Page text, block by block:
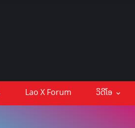
Lao X Forum ວິດີໂອ